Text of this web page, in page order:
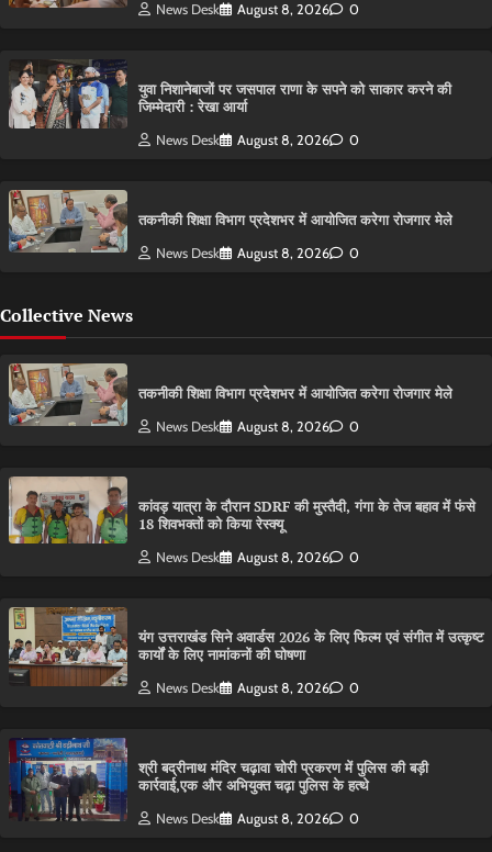
News Desk August 8, 2026 0
युवा निशानेबाजों पर जसपाल राणा के सपने को साकार करने की
जिम्मेदारी : रेखा आर्या
News Desk August 8, 2026 0
तकनीकी शिक्षा विभाग प्रदेशभर में आयोजित करेगा रोजगार मेले
News Desk August 8, 2026 0
Collective News
तकनीकी शिक्षा विभाग प्रदेशभर में आयोजित करेगा रोजगार मेले
News Desk August 8, 2026 0
कांवड़ यात्रा के दौरान SDRF की मुस्तैदी, गंगा के तेज बहाव में फंसे
18 शिवभक्तों को किया रेस्क्यू
News Desk August 8, 2026 0
यंग उत्तराखंड सिने अवार्डस 2026 के लिए फिल्म एवं संगीत में उत्कृष्ट
कार्यों के लिए नामांकनों की घोषणा
News Desk August 8, 2026 0
श्री बद्रीनाथ मंदिर चढ़ावा चोरी प्रकरण में पुलिस की बड़ी
कार्रवाई,एक और अभियुक्त चढ़ा पुलिस के हत्थे
News Desk August 8, 2026 0